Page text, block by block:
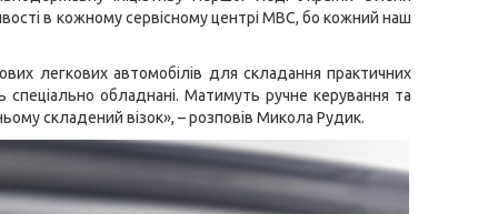
в кожному сервісному центрі МВС, бо кожний наш
легкових автомобілів для складання практичних
спеціально обладнані. Матимуть ручне керування та
складений візок», – розповів Микола Рудик.